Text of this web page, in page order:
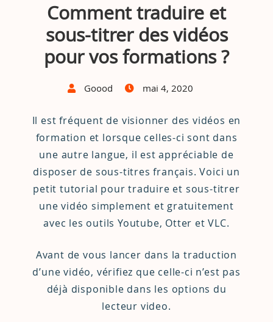
Comment traduire et
sous-titrer des vidéos
pour vos formations ?
Goood mai 4, 2020
Il est fréquent de visionner des vidéos en
formation et lorsque celles-ci sont dans
une autre langue, il est appréciable de
disposer de sous-titres français. Voici un
petit tutorial pour traduire et sous-titrer
une vidéo simplement et gratuitement
avec les outils Youtube, Otter et VLC.
Avant de vous lancer dans la traduction
d’une vidéo, vérifiez que celle-ci n’est pas
déjà disponible dans les options du
lecteur video.